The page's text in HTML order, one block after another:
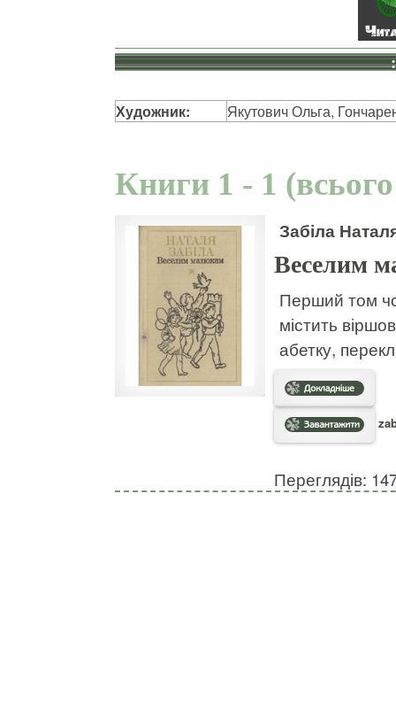
Художник: Якутович Ольга,
Книги 1 - 1
Забіла
Веселим
Перший том
містить
абетку,
Переглядів: